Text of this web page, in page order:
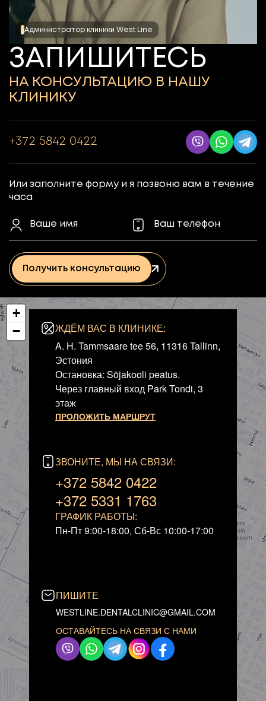
ЗАПИШИТЕСЬ
НА КОНСУЛЬТАЦИЮ В НАШУ
КЛИНИКУ
+372 5842 0422
Или заполните форму и я позвоню вам в течение
часа
Получить консультацию
Администратор клиники West Line
ЖДЁМ ВАС В КЛИНИКЕ:
A. H. Tammsaare tee 56, 11316 Tallinn,
Эстония
Остановка: Sõjakooli peatus.
Через главный вход Park Tondi, 3
этаж
ПРОЛОЖИТЬ МАРШРУТ
ЗВОНИТЕ, МЫ НА СВЯЗИ:
+372 5842 0422
+372 5331 1763
ГРАФИК РАБОТЫ:
Пн-Пт 9:00-18:00, Сб-Вс 10:00-17:00
ПИШИТЕ
WESTLINE.DENTALCLINIC@GMAIL.COM
ОСТАВАЙТЕСЬ НА СВЯЗИ С НАМИ
+
−